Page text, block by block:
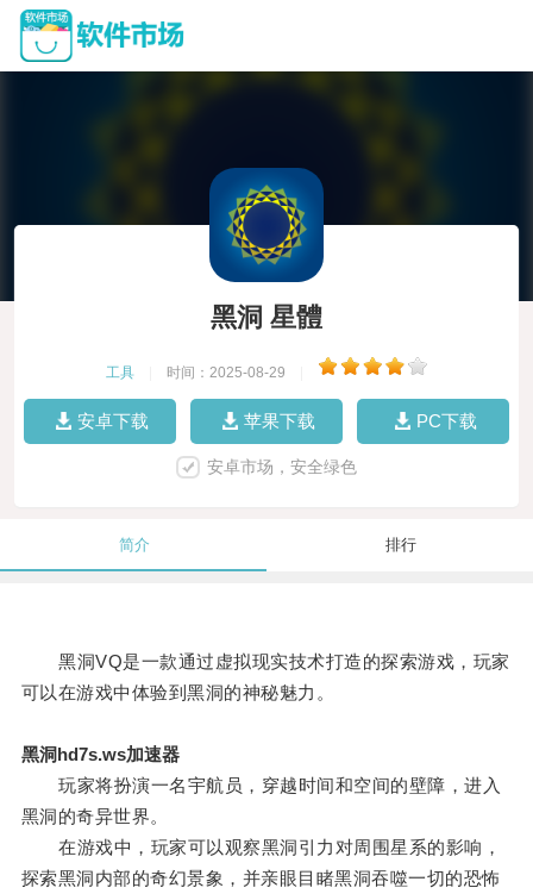
黑洞 星體
工具 时间：2025-08-29
安卓下载 苹果下载 PC下载
安卓市场，安全绿色
简介 排行
黑洞VQ是一款通过虚拟现实技术打造的探索游戏，玩家
可以在游戏中体验到黑洞的神秘魅力。
黑洞hd7s.ws加速器
玩家将扮演一名宇航员，穿越时间和空间的壁障，进入
黑洞的奇异世界。
在游戏中，玩家可以观察黑洞引力对周围星系的影响，
探索黑洞内部的奇幻景象，并亲眼目睹黑洞吞噬一切的恐怖